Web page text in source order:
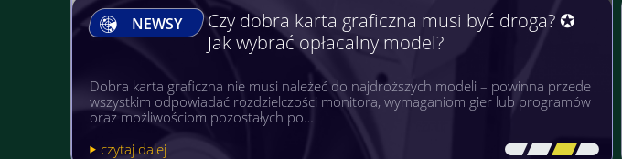
Gry, na których można Zarobić Pieniądze
Gry komputerowe, mobilne i na wielu różnych platformach cieszą się niezwykłą
popularnością niezależnie od wieku. A gdyby tak połączyć przyjemne z
pożytecznym? Warto wówczas postawić sobi…
czytaj dalej
[\ \\ \\ \]